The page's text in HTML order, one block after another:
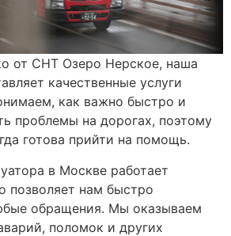
от СНТ Озеро Нерское, наша
качественные услуги
как важно быстро и
проблемы на дорогах, поэтому
готова прийти на помощь.
в Москве работает
позволяет нам быстро
обращения. Мы оказываем
поломок и других